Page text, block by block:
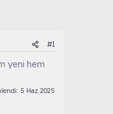
#1
yeni hem
5 Haz 2025